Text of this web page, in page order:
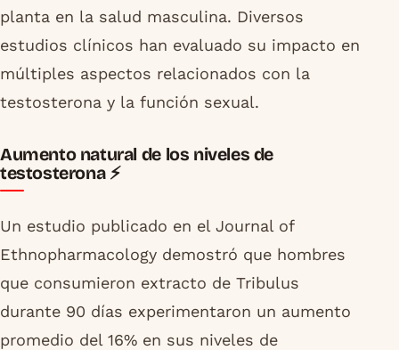
planta en la salud masculina. Diversos
estudios clínicos han evaluado su impacto en
múltiples aspectos relacionados con la
testosterona y la función sexual.
Aumento natural de los niveles de
testosterona ⚡
Un estudio publicado en el Journal of
Ethnopharmacology demostró que hombres
que consumieron extracto de Tribulus
durante 90 días experimentaron un aumento
promedio del 16% en sus niveles de